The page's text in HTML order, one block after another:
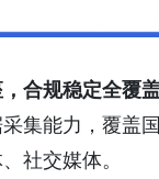
合规稳定全覆
集能力，覆盖
社交媒体。